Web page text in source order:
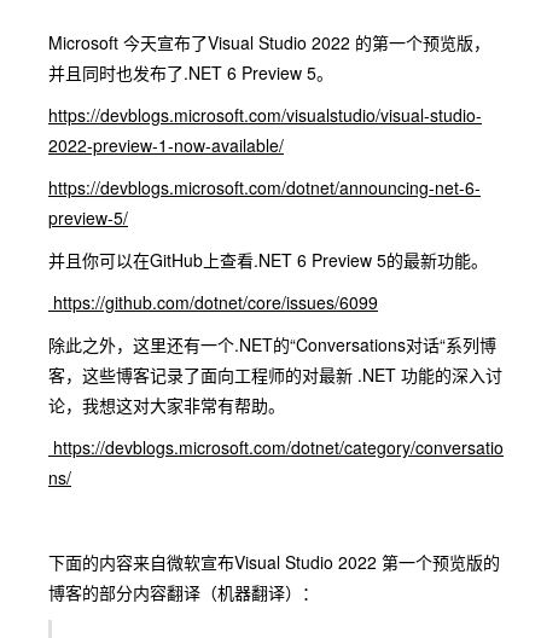
Microsoft 今天宣布了Visual Studio 2022 的第一个预览版，
并且同时也发布了.NET 6 Preview 5。
https://devblogs.microsoft.com/visualstudio/visual-studio-
2022-preview-1-now-available/
https://devblogs.microsoft.com/dotnet/announcing-net-6-
preview-5/
并且你可以在GitHub上查看.NET 6 Preview 5的最新功能。
https://github.com/dotnet/core/issues/6099
除此之外，这里还有一个.NET的“Conversations对话“系列博
客，这些博客记录了面向工程师的对最新 .NET 功能的深入讨
论，我想这对大家非常有帮助。
https://devblogs.microsoft.com/dotnet/category/conversatio
ns/
下面的内容来自微软宣布Visual Studio 2022 第一个预览版的
博客的部分内容翻译（机器翻译）：